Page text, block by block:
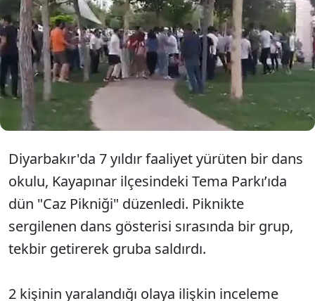
okulunun üyeleri parkta düzenledikleri etkinlik
sırasında, bir grubun tekbirli saldırısına uğradı.
Diyarbakır Kent Koruma ve Dayanışma
Platformu saldırıyı kınayarak "kentimizin birlikte
yaşam kültürüne zarar veren saldırılara sessiz
kalmayacağız” dedi.
Diyarbakır'da 7 yıldır faaliyet yürüten bir dans
okulu, Kayapınar ilçesindeki Tema Parkı’ıda
dün "Caz Pikniği" düzenledi. Piknikte
sergilenen dans gösterisi sırasında bir grup,
tekbir getirerek gruba saldırdı.
2 kişinin yaralandığı olaya ilişkin inceleme